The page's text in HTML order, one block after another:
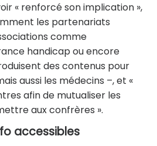
« renforcé son implication »,
les partenariats
comme
handicap ou encore
des contenus pour
aussi les médecins –, et «
afin de mutualiser les
aux confrères ».
accessibles